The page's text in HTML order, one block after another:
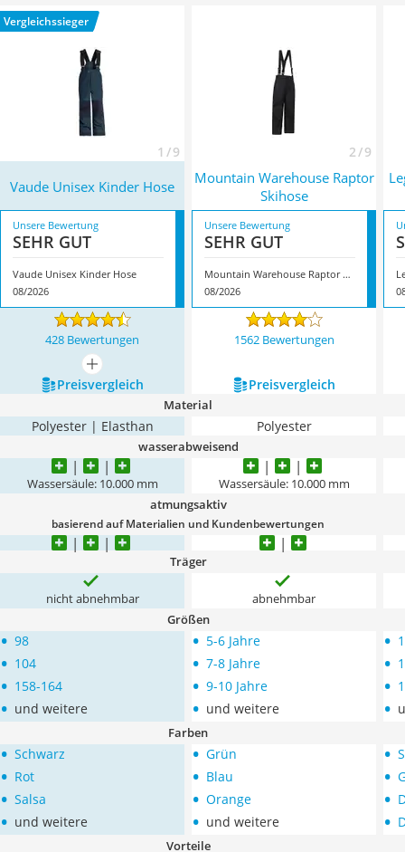
Ferngesteuerter Hubschrauber
Service
besonders sicheren Halt.
2026 besonders das Modell
seinen Eigenschaften.
Vergleichssieger
1 / 9 2 / 9
Vaude Unisex Kinder Hose
Mountain Warehouse Raptor
Skihose
Unsere Bewertung
SEHR GUT
Vaude Unisex Kinder Hose
08/2026
Unsere Bewertung
SEHR GUT
Mountain Warehouse Raptor Skihose
08/2026
428 Bewertungen 1562 Bewertungen
mehr anzeigen
Preis­vergleich
Preis­vergleich
Material
Polyester | Elasthan Polyester
wasserabweisend
Wassersäule: 10.000 mm Wassersäule: 10.000 mm
atmungsaktiv
basierend auf Materialien und Kundenbewertungen
Träger
nicht abnehmbar abnehmbar
Größen
• 98
• 104
• 158-164
• und weitere
• 5-6 Jahre
• 7-8 Jahre
• 9-10 Jahre
• und weitere
•
•
•
•
Farben
• Schwarz
• Rot
• Salsa
• und weitere
• Grün
• Blau
• Orange
• und weitere
•
•
•
•
Vorteile